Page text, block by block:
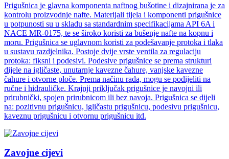
Prigušnica je glavna komponenta naftnog bušotine i dizajnirana je za
kontrolu proizvodnje nafte. Materijali tijela i komponenti prigušnice
u potpunosti su u skladu sa standardnim specifikacijama API 6A i
NACE MR-0175, te se široko koristi za bušenje nafte na kopnu i
moru. Prigušnica se uglavnom koristi za podešavanje protoka i tlaka
u sustavu razdjelnika. Postoje dvije vrste ventila za regulaciju
protoka: fiksni i podesivi. Podesive prigušnice se prema strukturi
dijele na igličaste, unutarnje kavezne čahure, vanjske kavezne
čahure i otvorne ploče. Prema načinu rada, mogu se podijeliti na
ručne i hidrauličke. Krajnji priključak prigušnice je navojni ili
prirubnički, spojen prirubnicom ili bez navoja. Prigušnica se dijeli
na: pozitivnu prigušnicu, igličastu prigušnicu, podesivu prigušnicu,
kaveznu prigušnicu i otvornu prigušnicu itd.
Zavojne cijevi